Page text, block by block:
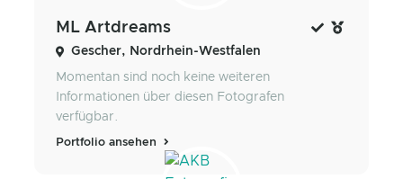
ML Artdreams
Gescher, Nordrhein-Westfalen
Momentan sind noch keine weiteren
Informationen über diesen Fotografen
verfügbar.
Portfolio ansehen